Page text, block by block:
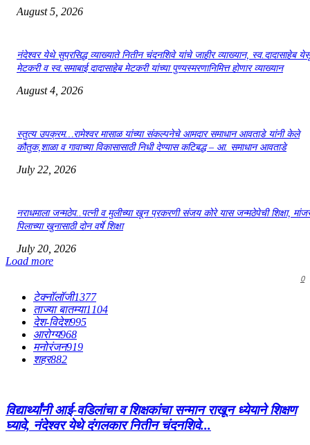
August 5, 2026
नंदेश्वर येथे सुप्रसिद्ध व्याख्याते नितीन चंदनशिवे यांचे जाहीर व्याख्यान, स्व.दादासाहेब येसू
मेटकरी व स्व.समाबाई दादासाहेब मेटकरी यांच्या पुण्यस्मरणानिमित्त होणार व्याख्यान
August 4, 2026
स्तुत्य उपक्रम…रामेश्वर मासाळ यांच्या संकल्पनेचे आमदार समाधान आवताडे यांनी केले
कौतुक,शाळा व गावाच्या विकासासाठी निधी देण्यास कटिबद्ध – आ. समाधान आवताडे
July 22, 2026
नराधमाला जन्मठेप..पत्नी व मुलीच्या खून प्रकरणी संजय कोरे यास जन्मठेपेची शिक्षा,
पिलाच्या खुनासाठी दोन वर्षे शिक्षा
July 20, 2026
Load more
0
टेक्नॉलॉजी1377
ताज्या बातम्या1104
देश-विदेश995
आरोग्य968
मनोरंजन919
शहर882
विद्यार्थ्यांनी आई-वडिलांचा व शिक्षकांचा सन्मान राखून ध्येयाने शिक्षण
घ्यावे, नंदेश्वर येथे दंगलकार नितीन चंदनशिवे...